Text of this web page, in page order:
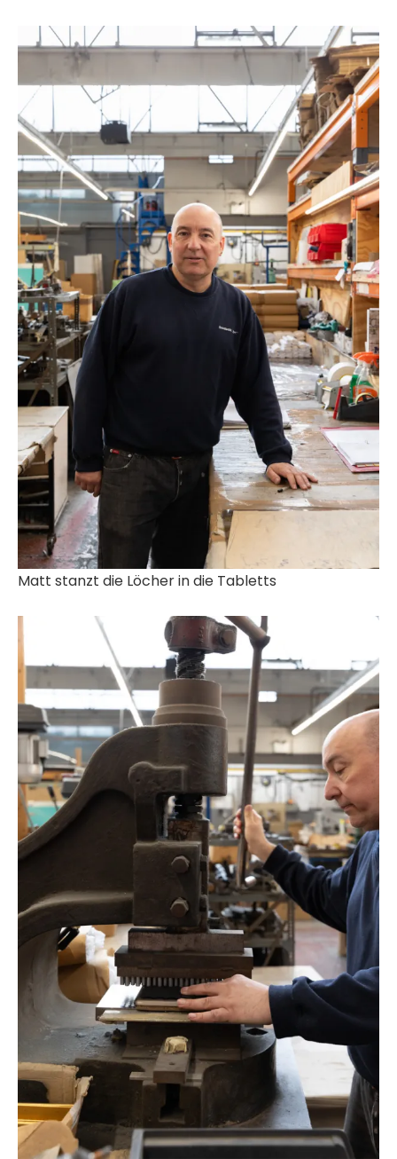
Matt stanzt die Löcher in die Tabletts